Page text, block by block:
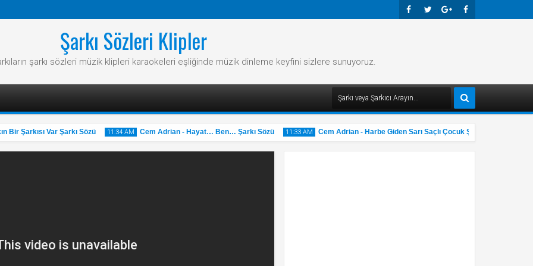
Şarkı Sözleri Klipler
şarkı sözleri müzik klipleri karaokeleri eşliğinde müzik dinleme keyfini sizlere sunuyoruz.
Şarkısı Var Şarkı Sözü 11:34 AM Cem Adrian - Hayat… Ben… Şarkı Sözü 11:33 AM Cem Adrian - Harbe Giden Sarı Saçlı Çocuk Şarkı Sözü